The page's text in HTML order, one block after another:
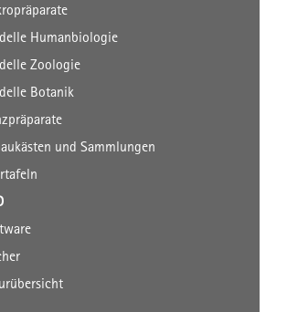
Humanbiologie
Zoologie
Botanik
und Sammlungen